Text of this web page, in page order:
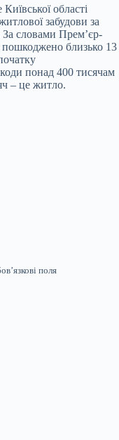
області
забудови за
словами Прем’єр-
пошкоджено близько 13
понад 400 тисячам
– це житло.
поля